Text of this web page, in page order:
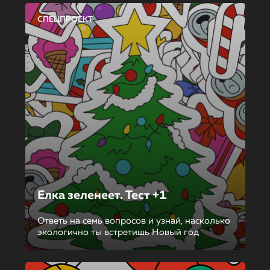
СПЕЦПРОЕКТ
Елка зеленеет. Тест +1
Ответь на семь вопросов и узнай, насколько
экологично ты встретишь Новый год